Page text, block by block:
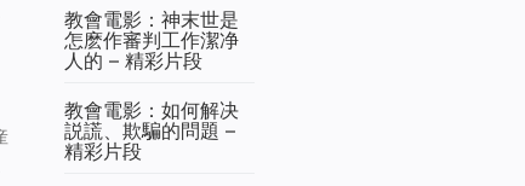
教會電影：神末世是
怎麽作審判工作潔净
人的 – 精彩片段
教會電影：如何解决
説謊、欺騙的問題 –
精彩片段